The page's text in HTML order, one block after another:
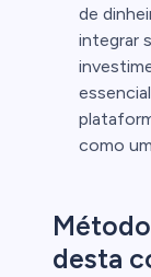
de
integrar
como
desta